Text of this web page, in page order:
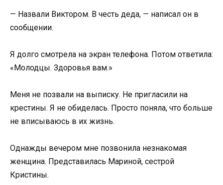
— Назвали Виктором. В честь деда, — написал он в
сообщении.
Я долго смотрела на экран телефона. Потом ответила:
«Молодцы. Здоровья вам.»
Меня не позвали на выписку. Не пригласили на
крестины. Я не обиделась. Просто поняла, что больше
не вписываюсь в их жизнь.
Однажды вечером мне позвонила незнакомая
женщина. Представилась Мариной, сестрой
Кристины.